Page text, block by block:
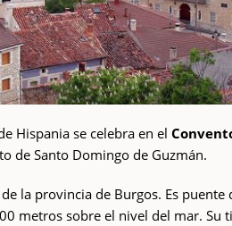
Hispania se celebra en el
de Santo Domingo de Guzmán.
la provincia de Burgos. Es puente
metros sobre el nivel del mar. Su